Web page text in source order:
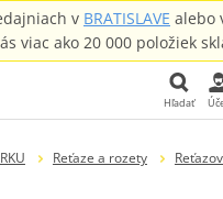
v BRATISLAVE alebo
viac ako 20 000 položiek
Hľadať
Reťaze a rozety